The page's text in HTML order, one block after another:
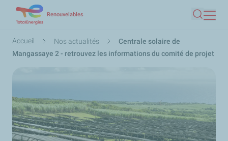
contenu
principal
Renouvelables
Fil
d'Ariane
Accueil Nos actualités
Centrale solaire de
Mangassaye 2 - retrouvez les informations du comité de projet